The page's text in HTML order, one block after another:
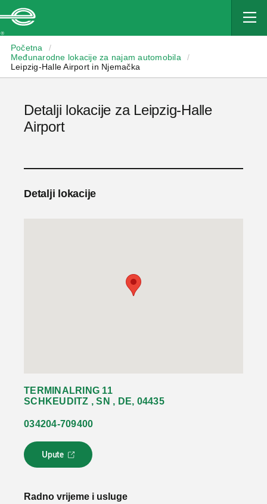
Početna
/
Međunarodne lokacije za najam automobila
/
Leipzig-Halle Airport in Njemačka
Detalji lokacije za Leipzig-Halle
Airport
Detalji lokacije
TERMINALRING 11
SCHKEUDITZ , SN , DE, 04435
034204-709400
Upute
L
i
k
Radno vrijeme i usluge